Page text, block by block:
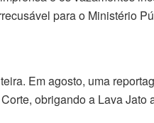
para o Ministério
Em agosto, uma
obrigando a Lava Jato